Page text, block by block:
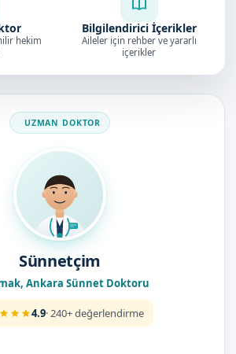
hekim
Bilgilendirici İçerikler
Aileler için rehber ve yararlı
içerikler
Sünnetçim
Ankara Sünnet Doktoru
4.9· 240+ değerlendirme